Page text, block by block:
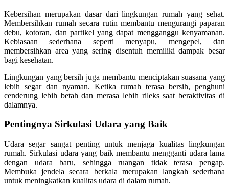
Kebersihan merupakan dasar dari lingkungan rumah yang sehat.
Membersihkan rumah secara rutin membantu mengurangi paparan
debu, kotoran, dan partikel yang dapat mengganggu kenyamanan.
Kebiasaan sederhana seperti menyapu, mengepel, dan
membersihkan area yang sering disentuh memiliki dampak besar
bagi kesehatan.
Lingkungan yang bersih juga membantu menciptakan suasana yang
lebih segar dan nyaman. Ketika rumah terasa bersih, penghuni
cenderung lebih betah dan merasa lebih rileks saat beraktivitas di
dalamnya.
Pentingnya Sirkulasi Udara yang Baik
Udara segar sangat penting untuk menjaga kualitas lingkungan
rumah. Sirkulasi udara yang baik membantu mengganti udara lama
dengan udara baru, sehingga ruangan tidak terasa pengap.
Membuka jendela secara berkala merupakan langkah sederhana
untuk meningkatkan kualitas udara di dalam rumah.